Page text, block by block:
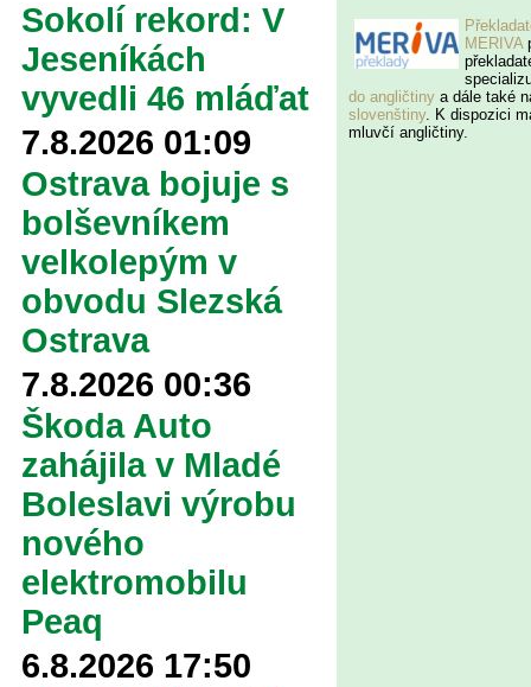
Sokolí rekord: V
Jeseníkách
vyvedli 46 mláďat
7.8.2026 01:09
Ostrava bojuje s
bolševníkem
velkolepým v
obvodu Slezská
Ostrava
7.8.2026 00:36
Škoda Auto
zahájila v Mladé
Boleslavi výrobu
nového
elektromobilu
Peaq
6.8.2026 17:50
MERIVA
do angličtiny a dále také
slovenštiny. K dispozici
mluvčí angličtiny.